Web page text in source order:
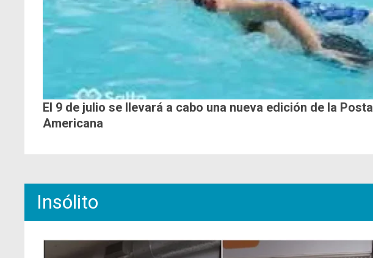
El 9 de julio se llevará a cabo una nueva edición de la Posta
Americana
Insólito